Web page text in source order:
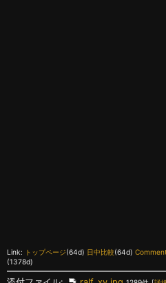
Link: トップページ(64d) 日中比較(64d)
(1378d)